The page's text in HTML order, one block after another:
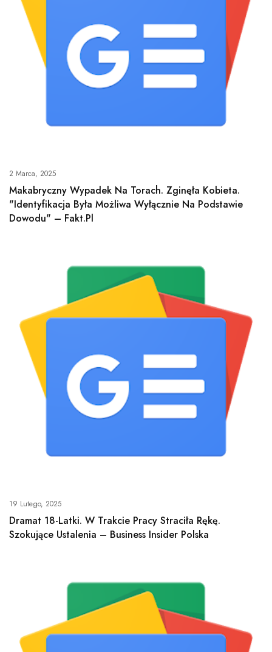
2 Marca, 2025
Makabryczny Wypadek Na Torach. Zginęła Kobieta.
"Identyfikacja Była Możliwa Wyłącznie Na Podstawie
Dowodu" – Fakt.pl
19 Lutego, 2025
Dramat 18-Latki. W Trakcie Pracy Straciła Rękę.
Szokujące Ustalenia – Business Insider Polska